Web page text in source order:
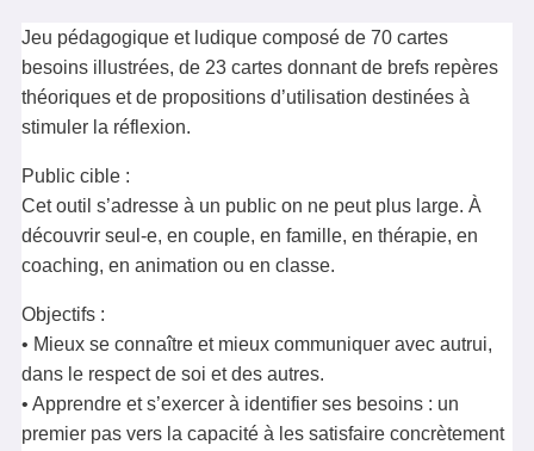
Jeu pédagogique et ludique composé de 70 cartes
besoins illustrées, de 23 cartes donnant de brefs repères
théoriques et de propositions d’utilisation destinées à
stimuler la réflexion.
Public cible :
Cet outil s’adresse à un public on ne peut plus large. À
découvrir seul-e, en couple, en famille, en thérapie, en
coaching, en animation ou en classe.
Objectifs :
• Mieux se connaître et mieux communiquer avec autrui,
dans le respect de soi et des autres.
• Apprendre et s’exercer à identifier ses besoins : un
premier pas vers la capacité à les satisfaire concrètement